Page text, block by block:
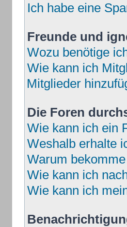
Ich habe eine
Freunde und
Wozu benötige
Wie kann ich
Mitglieder
Die Foren
Wie kann ich ein
Weshalb erhalte
Warum
Wie kann ich
Wie kann ich